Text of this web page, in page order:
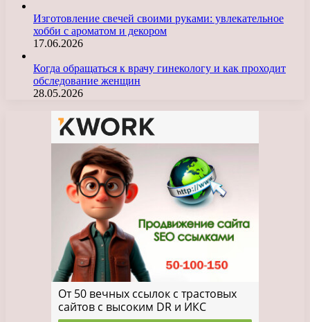
Изготовление свечей своими руками: увлекательное
хобби с ароматом и декором
17.06.2026
Когда обращаться к врачу гинекологу и как проходит
обследование женщин
28.05.2026